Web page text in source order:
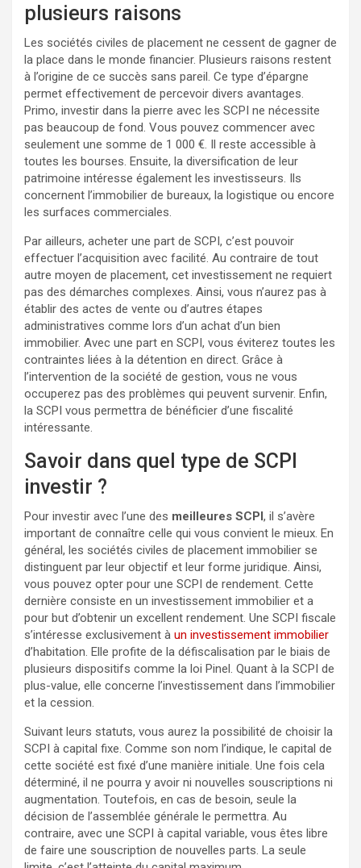
plusieurs raisons
Les sociétés civiles de placement ne cessent de gagner de
la place dans le monde financier. Plusieurs raisons restent
à l’origine de ce succès sans pareil. Ce type d’épargne
permet effectivement de percevoir divers avantages.
Primo, investir dans la pierre avec les SCPI ne nécessite
pas beaucoup de fond. Vous pouvez commencer avec
seulement une somme de 1 000 €. Il reste accessible à
toutes les bourses. Ensuite, la diversification de leur
patrimoine intéresse également les investisseurs. Ils
concernent l’immobilier de bureaux, la logistique ou encore
les surfaces commerciales.
Par ailleurs, acheter une part de SCPI, c’est pouvoir
effectuer l’acquisition avec facilité. Au contraire de tout
autre moyen de placement, cet investissement ne requiert
pas des démarches complexes. Ainsi, vous n’aurez pas à
établir des actes de vente ou d’autres étapes
administratives comme lors d’un achat d’un bien
immobilier. Avec une part en SCPI, vous éviterez toutes les
contraintes liées à la détention en direct. Grâce à
l’intervention de la société de gestion, vous ne vous
occuperez pas des problèmes qui peuvent survenir. Enfin,
la SCPI vous permettra de bénéficier d’une fiscalité
intéressante.
Savoir dans quel type de SCPI
investir ?
Pour investir avec l’une des meilleures SCPI, il s’avère
important de connaître celle qui vous convient le mieux. En
général, les sociétés civiles de placement immobilier se
distinguent par leur objectif et leur forme juridique. Ainsi,
vous pouvez opter pour une SCPI de rendement. Cette
dernière consiste en un investissement immobilier et a
pour but d’obtenir un excellent rendement. Une SCPI fiscale
s’intéresse exclusivement à un investissement immobilier
d’habitation. Elle profite de la défiscalisation par le biais de
plusieurs dispositifs comme la loi Pinel. Quant à la SCPI de
plus-value, elle concerne l’investissement dans l’immobilier
et la cession.
Suivant leurs statuts, vous aurez la possibilité de choisir la
SCPI à capital fixe. Comme son nom l’indique, le capital de
cette société est fixé d’une manière initiale. Une fois cela
déterminé, il ne pourra y avoir ni nouvelles souscriptions ni
augmentation. Toutefois, en cas de besoin, seule la
décision de l’assemblée générale le permettra. Au
contraire, avec une SCPI à capital variable, vous êtes libre
de faire une souscription de nouvelles parts. La seule